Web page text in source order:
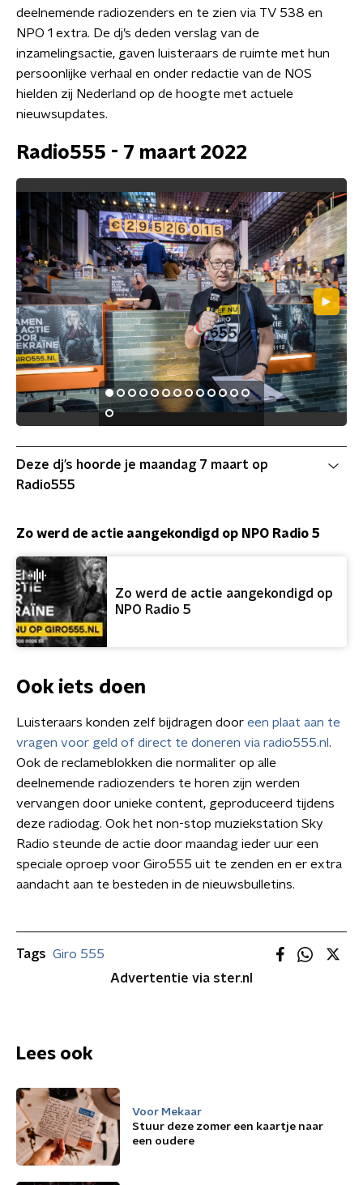
deelnemende radiozenders en te zien via TV 538 en
NPO 1 extra. De dj’s deden verslag van de
inzamelingsactie, gaven luisteraars de ruimte met hun
persoonlijke verhaal en onder redactie van de NOS
hielden zij Nederland op de hoogte met actuele
nieuwsupdates.
Radio555 - 7 maart 2022
Deze dj’s hoorde je maandag 7 maart op
Radio555
Zo werd de actie aangekondigd op NPO Radio 5
Zo werd de actie aangekondigd op
NPO Radio 5
Ook iets doen
Luisteraars konden zelf bijdragen door een plaat aan te
vragen voor geld of direct te doneren via radio555.nl.
Ook de reclameblokken die normaliter op alle
deelnemende radiozenders te horen zijn werden
vervangen door unieke content, geproduceerd tijdens
deze radiodag. Ook het non-stop muziekstation Sky
Radio steunde de actie door maandag ieder uur een
speciale oproep voor Giro555 uit te zenden en er extra
aandacht aan te besteden in de nieuwsbulletins.
Tags Giro 555
Advertentie via ster.nl
Lees ook
Voor Mekaar
Stuur deze zomer een kaartje naar
een oudere